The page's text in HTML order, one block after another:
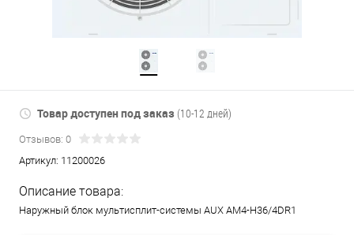
Товар доступен под заказ (10-12 дней)
Отзывов: 0
Артикул: 11200026
Описание товара:
Наружный блок мультисплит-системы AUX AM4-H36/4DR1